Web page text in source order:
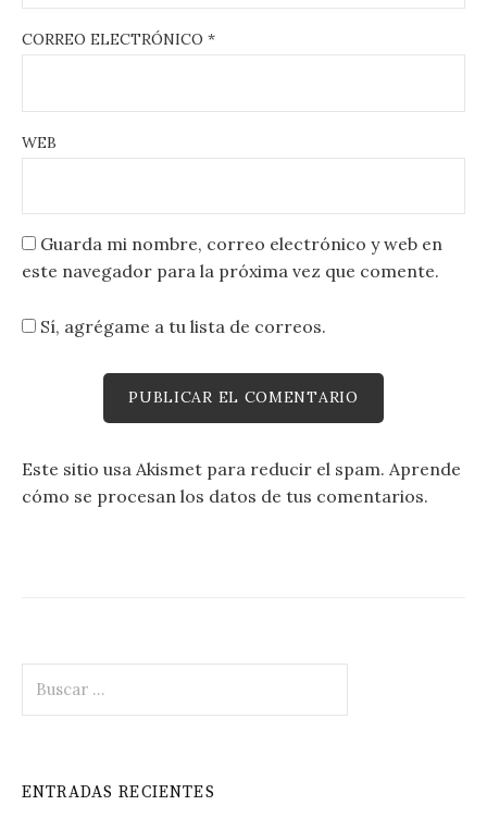
CORREO ELECTRÓNICO *
WEB
Guarda mi nombre, correo electrónico y web en
este navegador para la próxima vez que comente.
Sí, agrégame a tu lista de correos.
Este sitio usa Akismet para reducir el spam. Aprende
cómo se procesan los datos de tus comentarios.
ENTRADAS RECIENTES